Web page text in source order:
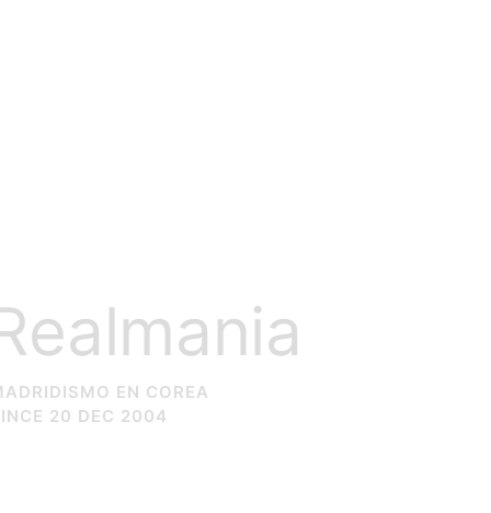
EN COREA
20 DEC 2004